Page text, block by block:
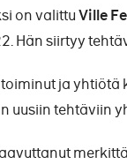
on valittuVille
Hän siirtyy
ja
uusiin tehtäviin